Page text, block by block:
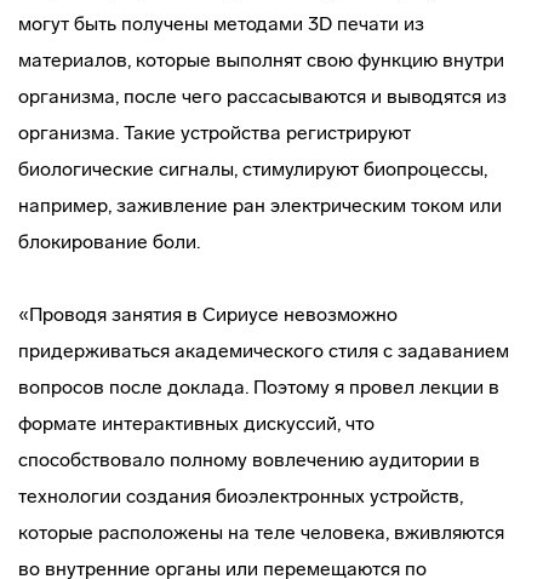
могут быть получены методами 3D печати из
материалов, которые выполнят свою функцию внутри
организма, после чего рассасываются и выводятся из
организма. Такие устройства регистрируют
биологические сигналы, стимулируют биопроцессы,
например, заживление ран электрическим током или
блокирование боли.
«Проводя занятия в Сириусе невозможно
придерживаться академического стиля с задаванием
вопросов после доклада. Поэтому я провел лекции в
формате интерактивных дискуссий, что
способствовало полному вовлечению аудитории в
технологии создания биоэлектронных устройств,
которые расположены на теле человека, вживляются
во внутренние органы или перемещаются по